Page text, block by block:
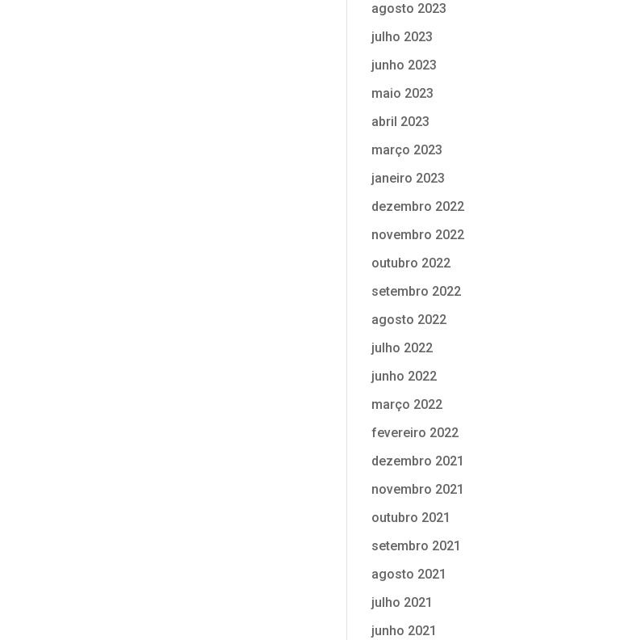
agosto 2023
julho 2023
junho 2023
maio 2023
abril 2023
março 2023
janeiro 2023
dezembro 2022
novembro 2022
outubro 2022
setembro 2022
agosto 2022
julho 2022
junho 2022
março 2022
fevereiro 2022
dezembro 2021
novembro 2021
outubro 2021
setembro 2021
agosto 2021
julho 2021
junho 2021